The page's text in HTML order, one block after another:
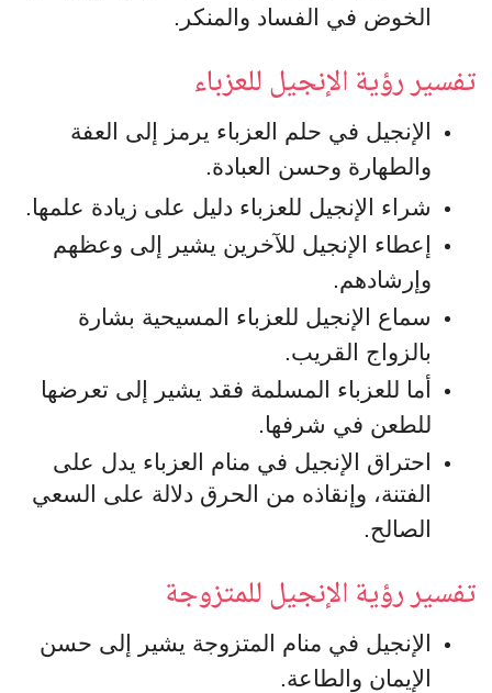
الخوض في الفساد والمنكر.
تفسير رؤية الإنجيل للعزباء
الإنجيل في حلم العزباء يرمز إلى العفة
والطهارة وحسن العبادة.
شراء الإنجيل للعزباء دليل على زيادة علمها.
إعطاء الإنجيل للآخرين يشير إلى وعظهم
وإرشادهم.
سماع الإنجيل للعزباء المسيحية بشارة
بالزواج القريب.
أما للعزباء المسلمة فقد يشير إلى تعرضها
للطعن في شرفها.
احتراق الإنجيل في منام العزباء يدل على
الفتنة، وإنقاذه من الحرق دلالة على السعي
الصالح.
تفسير رؤية الإنجيل للمتزوجة
الإنجيل في منام المتزوجة يشير إلى حسن
الإيمان والطاعة.